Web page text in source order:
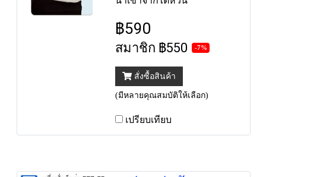
฿590
สมาชิก ฿550 -7%
สั่งซื้อสินค้า
(มีหลายคุณสมบัติให้เลือก)
เปรียบเทียบ